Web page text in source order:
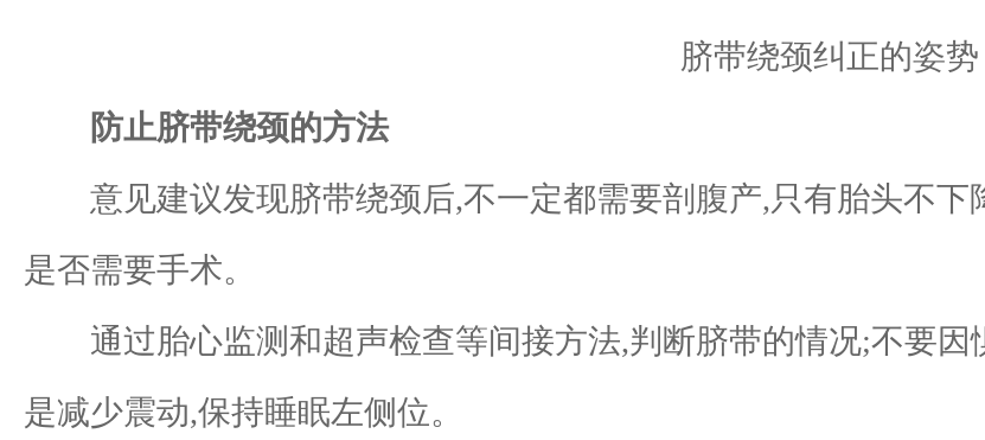
脐带绕颈纠正的姿势
防止脐带绕颈的方法
意见建议发现脐带绕颈后,不一定都需要剖腹产,只有胎头不下
是否需要手术。
通过胎心监测和超声检查等间接方法,判断脐带的情况;不要因
是减少震动,保持睡眠左侧位。